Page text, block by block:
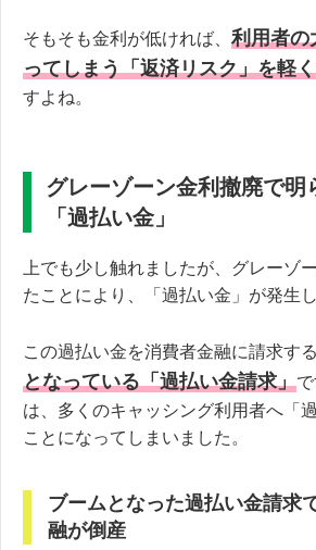
そもそも金利が低ければ、 利用者の
ってしまう「返済リスク」を軽
すよね。
グレーゾーン金利撤廃で明
「過払い金」
上でも少し触れましたが、グレーゾ
たことにより、「過払い金」が発生し
この過払い金を消費者金融に請求する
となっている「過払い金請求」
は、多くのキャッシング利用者へ「
ことになってしまいました。
ブームとなった過払い金請求
融が倒産